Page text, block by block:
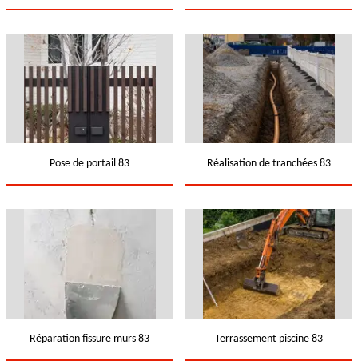
Pose de portail 83 Réalisation de tranchées 83
Réparation fissure murs 83 Terrassement piscine 83